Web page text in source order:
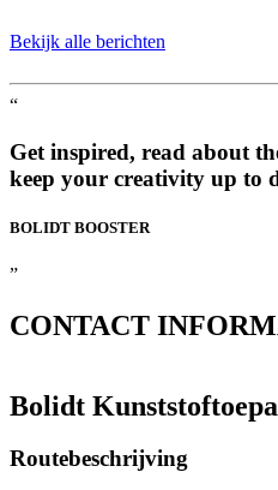
Bekijk alle berichten
“
Get inspired, read about
keep your creativity up to
BOLIDT BOOSTER
”
CONTACT
Bolidt
Routebeschrijving